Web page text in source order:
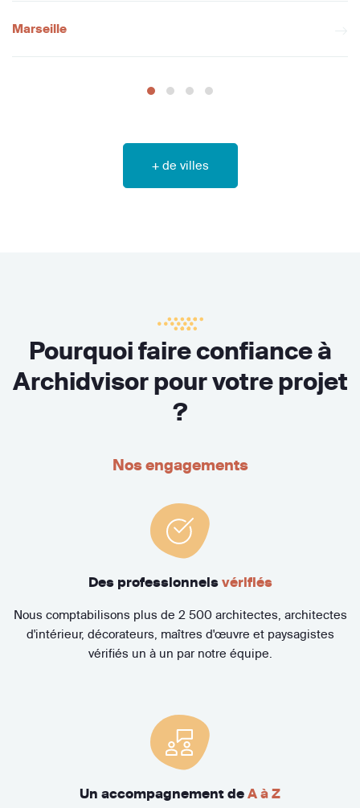
Marseille
+ de villes
Pourquoi faire confiance à
Archidvisor pour votre projet
?
Nos engagements
Des professionnels vérifiés
Nous comptabilisons plus de 2 500 architectes, architectes
d'intérieur, décorateurs, maîtres d'œuvre et paysagistes
vérifiés un à un par notre équipe.
Un accompagnement de A à Z